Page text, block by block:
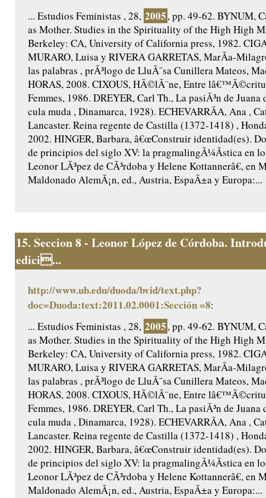
... Estudios Feministas , 28, 2005, pp. 49-62. BYNUM,
as Mother. Studies in the Spirituality of the High High
Berkeley: CA, University of California press, 1982.
MURARO, Luisa y RIVERA GARRETAS, MarÃ­a-
las palabras , prÃ³logo de LluÃ¯sa Cunillera Mateos,
HORAS, 2008. CIXOUS, HÃ©lÃ¨ne, Entre
Femmes, 1986. DREYER, Carl Th., La pasiÃ³n de
cula muda , Dinamarca, 1928). ECHEVARRÃA, Ana ,
Lancaster. Reina regente de Castilla (1372-1418) ,
2002. HINGER, Barbara, â€œConstruir identidad(es).
de principios del siglo XV: la pragmalingÃ¼Ã­stica en
Leonor LÃ³pez de CÃ³rdoba y Helene Kottannerâ€, en
Maldonado AlemÃ¡n, ed., Austria, EspaÃ±a y Europa:...
15. Seccion 8 - Leonor López de Córdoba.
edici...
http://www.ub.edu/duoda/bvid/text.php?
doc=Duoda:text:2011.02.0001:Sección =8:
... Estudios Feministas , 28, 2005, pp. 49-62. BYNUM,
as Mother. Studies in the Spirituality of the High High
Berkeley: CA, University of California press, 1982.
MURARO, Luisa y RIVERA GARRETAS, MarÃ­a-
las palabras , prÃ³logo de LluÃ¯sa Cunillera Mateos,
HORAS, 2008. CIXOUS, HÃ©lÃ¨ne, Entre
Femmes, 1986. DREYER, Carl Th., La pasiÃ³n de
cula muda , Dinamarca, 1928). ECHEVARRÃA, Ana ,
Lancaster. Reina regente de Castilla (1372-1418) ,
2002. HINGER, Barbara, â€œConstruir identidad(es).
de principios del siglo XV: la pragmalingÃ¼Ã­stica en
Leonor LÃ³pez de CÃ³rdoba y Helene Kottannerâ€, en
Maldonado AlemÃ¡n, ed., Austria, EspaÃ±a y Europa:...